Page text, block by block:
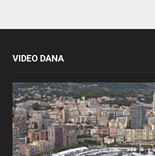
VIDEO DANA